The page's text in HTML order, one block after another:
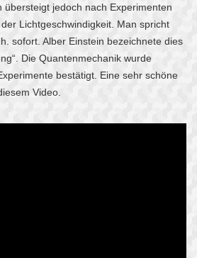
übersteigt jedoch nach Experimenten
Lichtgeschwindigkeit. Man spricht
sofort. Alber Einstein bezeichnete dies
Die Quantenmechanik wurde
bestätigt. Eine sehr schöne
Video.